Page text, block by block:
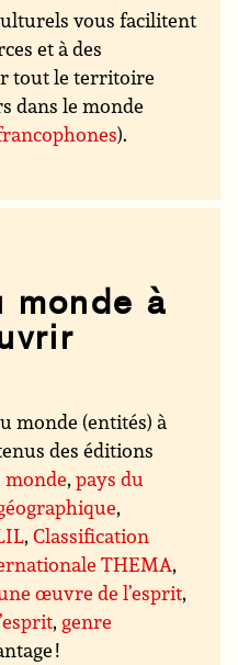
vous facilitent
et à des
tout le territoire
dans le monde
).
monde à
monde (entités) à
des éditions
monde,pays du
,
,Classification
THEMA,
œuvre de l’esprit,
, genre
!